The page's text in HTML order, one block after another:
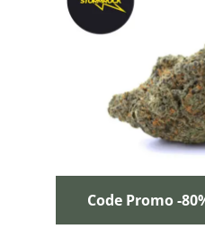
Code Promo -